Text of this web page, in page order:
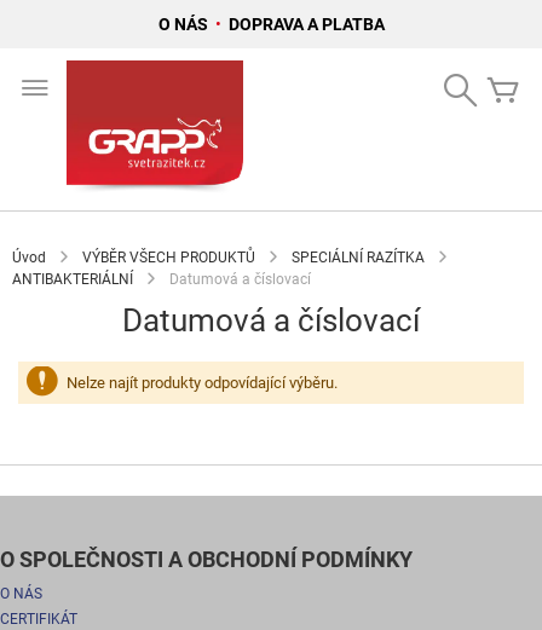
O NÁS • DOPRAVA A PLATBA
Search
Úvod VÝBĚR VŠECH PRODUKTŮ
SPECIÁLNÍ RAZÍTKA
ANTIBAKTERIÁLNÍ
Datumová a číslovací
Datumová a číslovací
Nelze najít produkty odpovídající výběru.
O SPOLEČNOSTI A OBCHODNÍ PODMÍNKY
O NÁS
CERTIFIKÁT